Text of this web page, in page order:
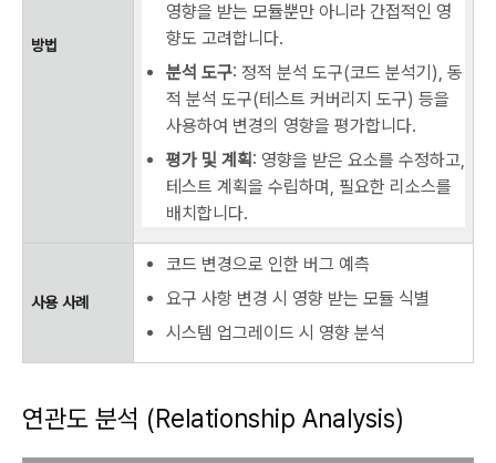
방법
영향을 받는 모듈뿐만 아니라 간접적인 영
향도 고려합니다.
분석 도구: 정적 분석 도구(코드 분석기), 동
적 분석 도구(테스트 커버리지 도구) 등을
사용하여 변경의 영향을 평가합니다.
평가 및 계획: 영향을 받은 요소를 수정하고,
테스트 계획을 수립하며, 필요한 리소스를
배치합니다.
사용 사례
코드 변경으로 인한 버그 예측
요구 사항 변경 시 영향 받는 모듈 식별
시스템 업그레이드 시 영향 분석
연관도 분석 (Relationship Analysis)